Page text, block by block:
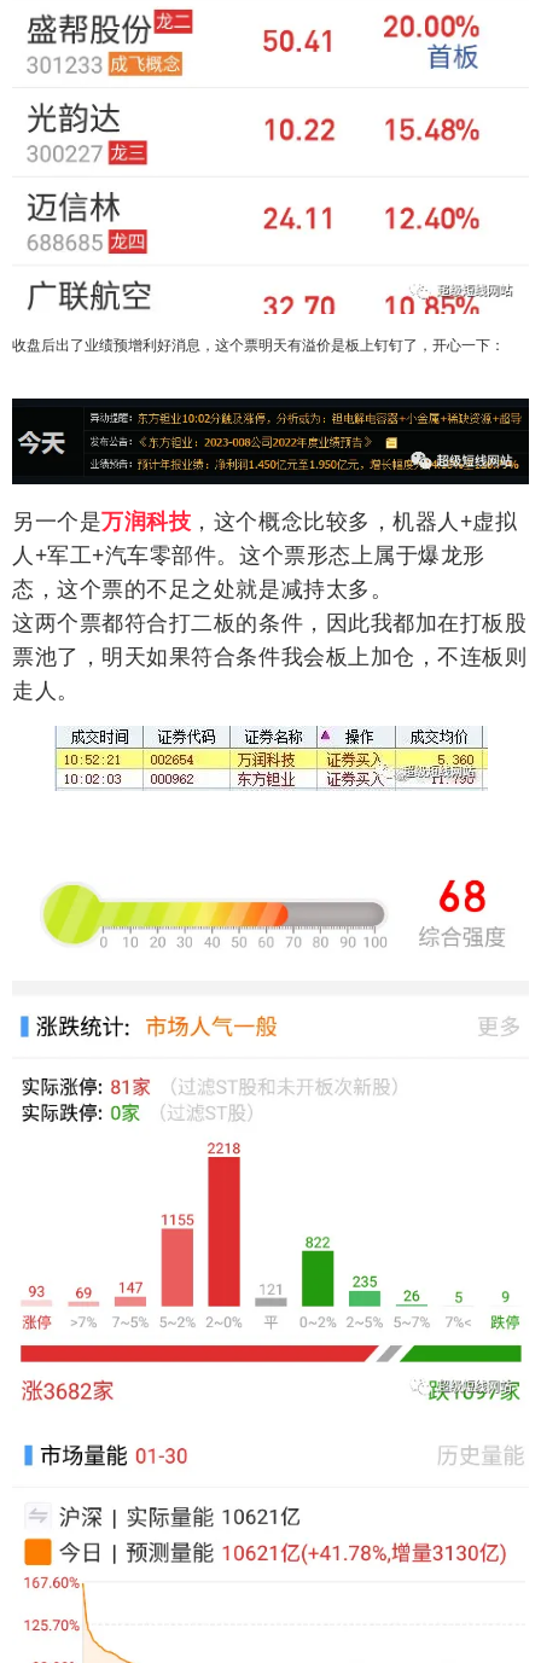
收盘后出了业绩预增利好消息，这个票明天有溢价是板上钉钉了，开心一下：
另一个是万润科技 ，这个概念比较多，机器人+虚拟
人+军工+汽车零部件。这个票形态上属于爆龙形
态，这个票的不足之处就是减持太多。
这两个票都符合打二板的条件，因此我都加在打板股
票池了，明天如果符合条件我会板上加仓，不连板则
走人。